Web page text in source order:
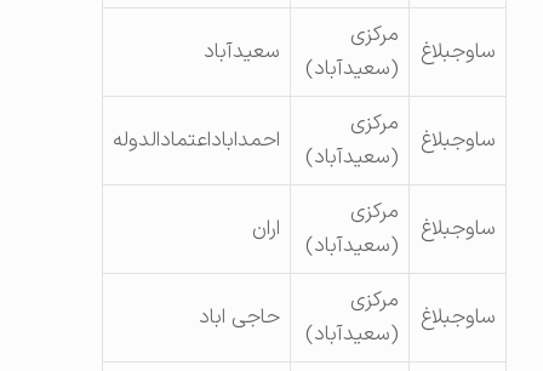
ساوجبلاغ
مرکزی
(سعیدآباد)
سعیدآباد
ساوجبلاغ
مرکزی
(سعیدآباد)
احمداباداعتمادالدوله
ساوجبلاغ
مرکزی
(سعیدآباد)
اران
ساوجبلاغ
مرکزی
(سعیدآباد)
حاجی اباد